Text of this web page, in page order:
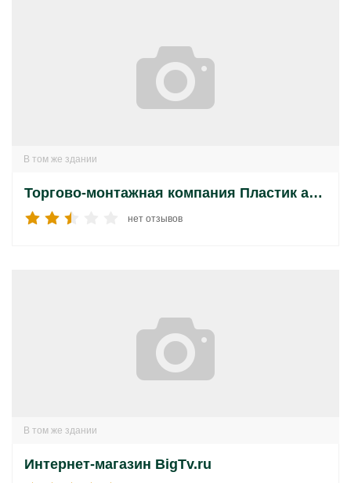
В том же здании
Торгово-монтажная компания Пластик акрил
нет отзывов
В том же здании
Интернет-магазин BigTv.ru